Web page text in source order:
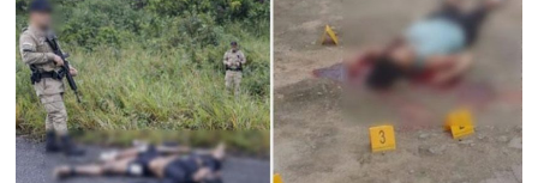
COM
A
RONDESP
EXTREMO
SUL
EM
EUNÁPOLIS